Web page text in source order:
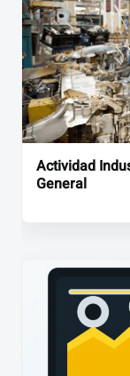
Actividad
General